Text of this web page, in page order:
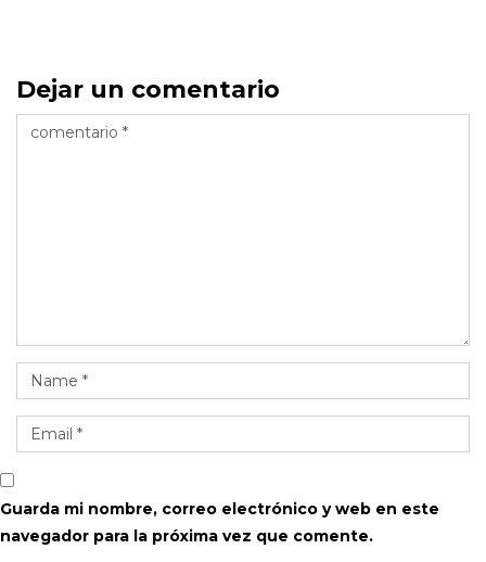
Dejar un comentario
Guarda mi nombre, correo electrónico y web en este
navegador para la próxima vez que comente.